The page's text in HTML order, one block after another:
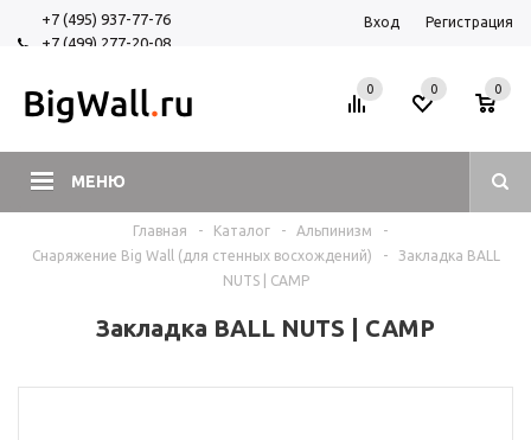
+7 (495) 937-77-76
+7 (499) 277-20-08
Вход Регистрация
МЕНЮ
0 0
0
Главная - Каталог - Альпинизм
-
Снаряжение Big Wall (для стенных восхождений)
-
Закладка BALL
NUTS | CAMP
Закладка BALL NUTS | CAMP